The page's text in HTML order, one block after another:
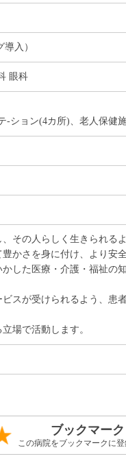
入）
眼科
-ション(4カ所)、老人保健
その人らしく生きられる
かさを身に付け、より安
した医療・介護・福祉の
スが受けられるよう、患
場で活動します。
ブックマーク
この病院をブックマークに